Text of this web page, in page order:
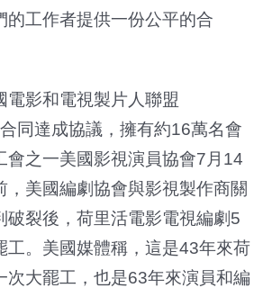
工作者提供一份公平的合
電影和電視製片人聯盟
同達成協議，擁有約16萬名會
會之一美國影視演員協會7月14
，美國編劇協會與影視製作商關
破裂後，荷里活電影電視編劇5
工。美國媒體稱，這是43年來荷
次大罷工，也是63年來演員和編